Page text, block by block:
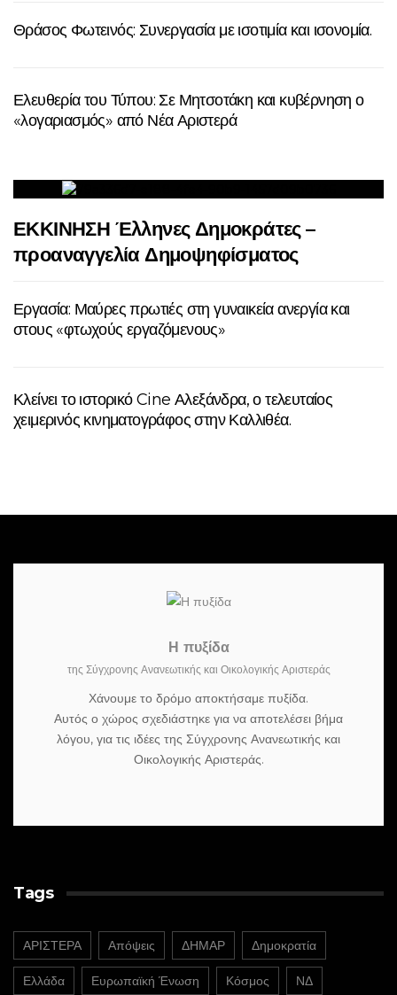
Θράσος Φωτεινός: Συνεργασία με ισοτιμία και ισονομία.
Ελευθερία του Τύπου: Σε Μητσοτάκη και κυβέρνηση ο
«λογαριασμός» από Νέα Αριστερά
ΕΚΚΙΝΗΣΗ Έλληνες Δημοκράτες –
προαναγγελία Δημοψηφίσματος
Εργασία: Μαύρες πρωτιές στη γυναικεία ανεργία και
στους «φτωχούς εργαζόμενους»
Κλείνει το ιστορικό Cine Αλεξάνδρα, ο τελευταίος
χειμερινός κινηματογράφος στην Καλλιθέα.
Η πυξίδα
της Σύγχρονης Ανανεωτικής και Οικολογικής Αριστεράς
Χάνουμε το δρόμο αποκτήσαμε πυξίδα.
Αυτός ο χώρος σχεδιάστηκε για να αποτελέσει βήμα
λόγου, για τις ιδέες της Σύγχρονης Ανανεωτικής και
Οικολογικής Αριστεράς.
Tags
ΑΡΙΣΤΕΡΑ Απόψεις ΔΗΜΑΡ Δημοκρατία
Ελλάδα Ευρωπαϊκή Ένωση Κόσμος ΝΔ